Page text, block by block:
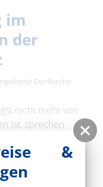
Fr
5
12
19 20
21
26 27
28
im
der
Dorfkirche
nicht mehr von
ist, sprechen
Brandenburg
&